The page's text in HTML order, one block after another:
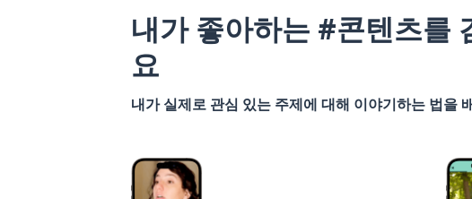
내가 좋아하는 #콘텐츠를
요
내가 실제로 관심 있는 주제에 대해 이야기하는 법을